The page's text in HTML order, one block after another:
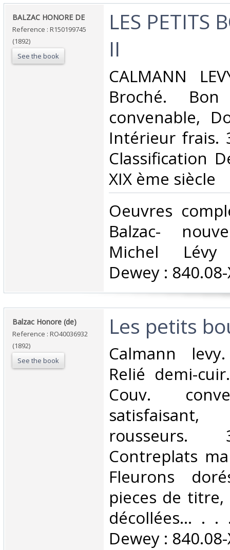
‎BALZAC HONORE DE‎
Reference : R150199745
(1892)
See the book
‎LES PETITS
II‎
‎CALMANN
Broché.
convenable,
Intérieur frais.
Classification
XIX ème siècle‎
‎Oeuvres
Balzac-
Michel Lévy
Dewey :
‎Balzac Honore (de)‎
Reference : RO40036932
(1892)
See the book
‎Les petits
‎Calmann
Relié demi-
Couv.
rousseurs.
Contreplats
Fleurons
pieces de
décollées... . .
Dewey :